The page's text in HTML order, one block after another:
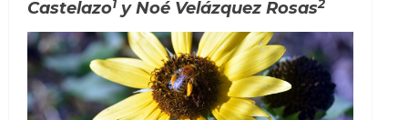
Castelazo1 y Noé Velázquez Rosas2